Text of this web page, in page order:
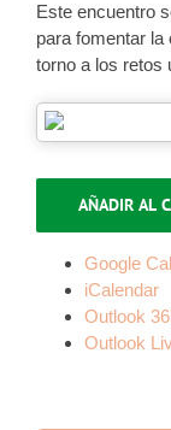
Este encuentro
para fomentar la
torno a los retos
AÑADIR AL
Google
iCalendar
Outlook
Outlook